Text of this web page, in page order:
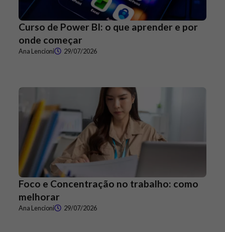
Curso de Power BI: o que aprender e por
onde começar
Ana Lencioni 29/07/2026
Foco e Concentração no trabalho: como
melhorar
Ana Lencioni 29/07/2026